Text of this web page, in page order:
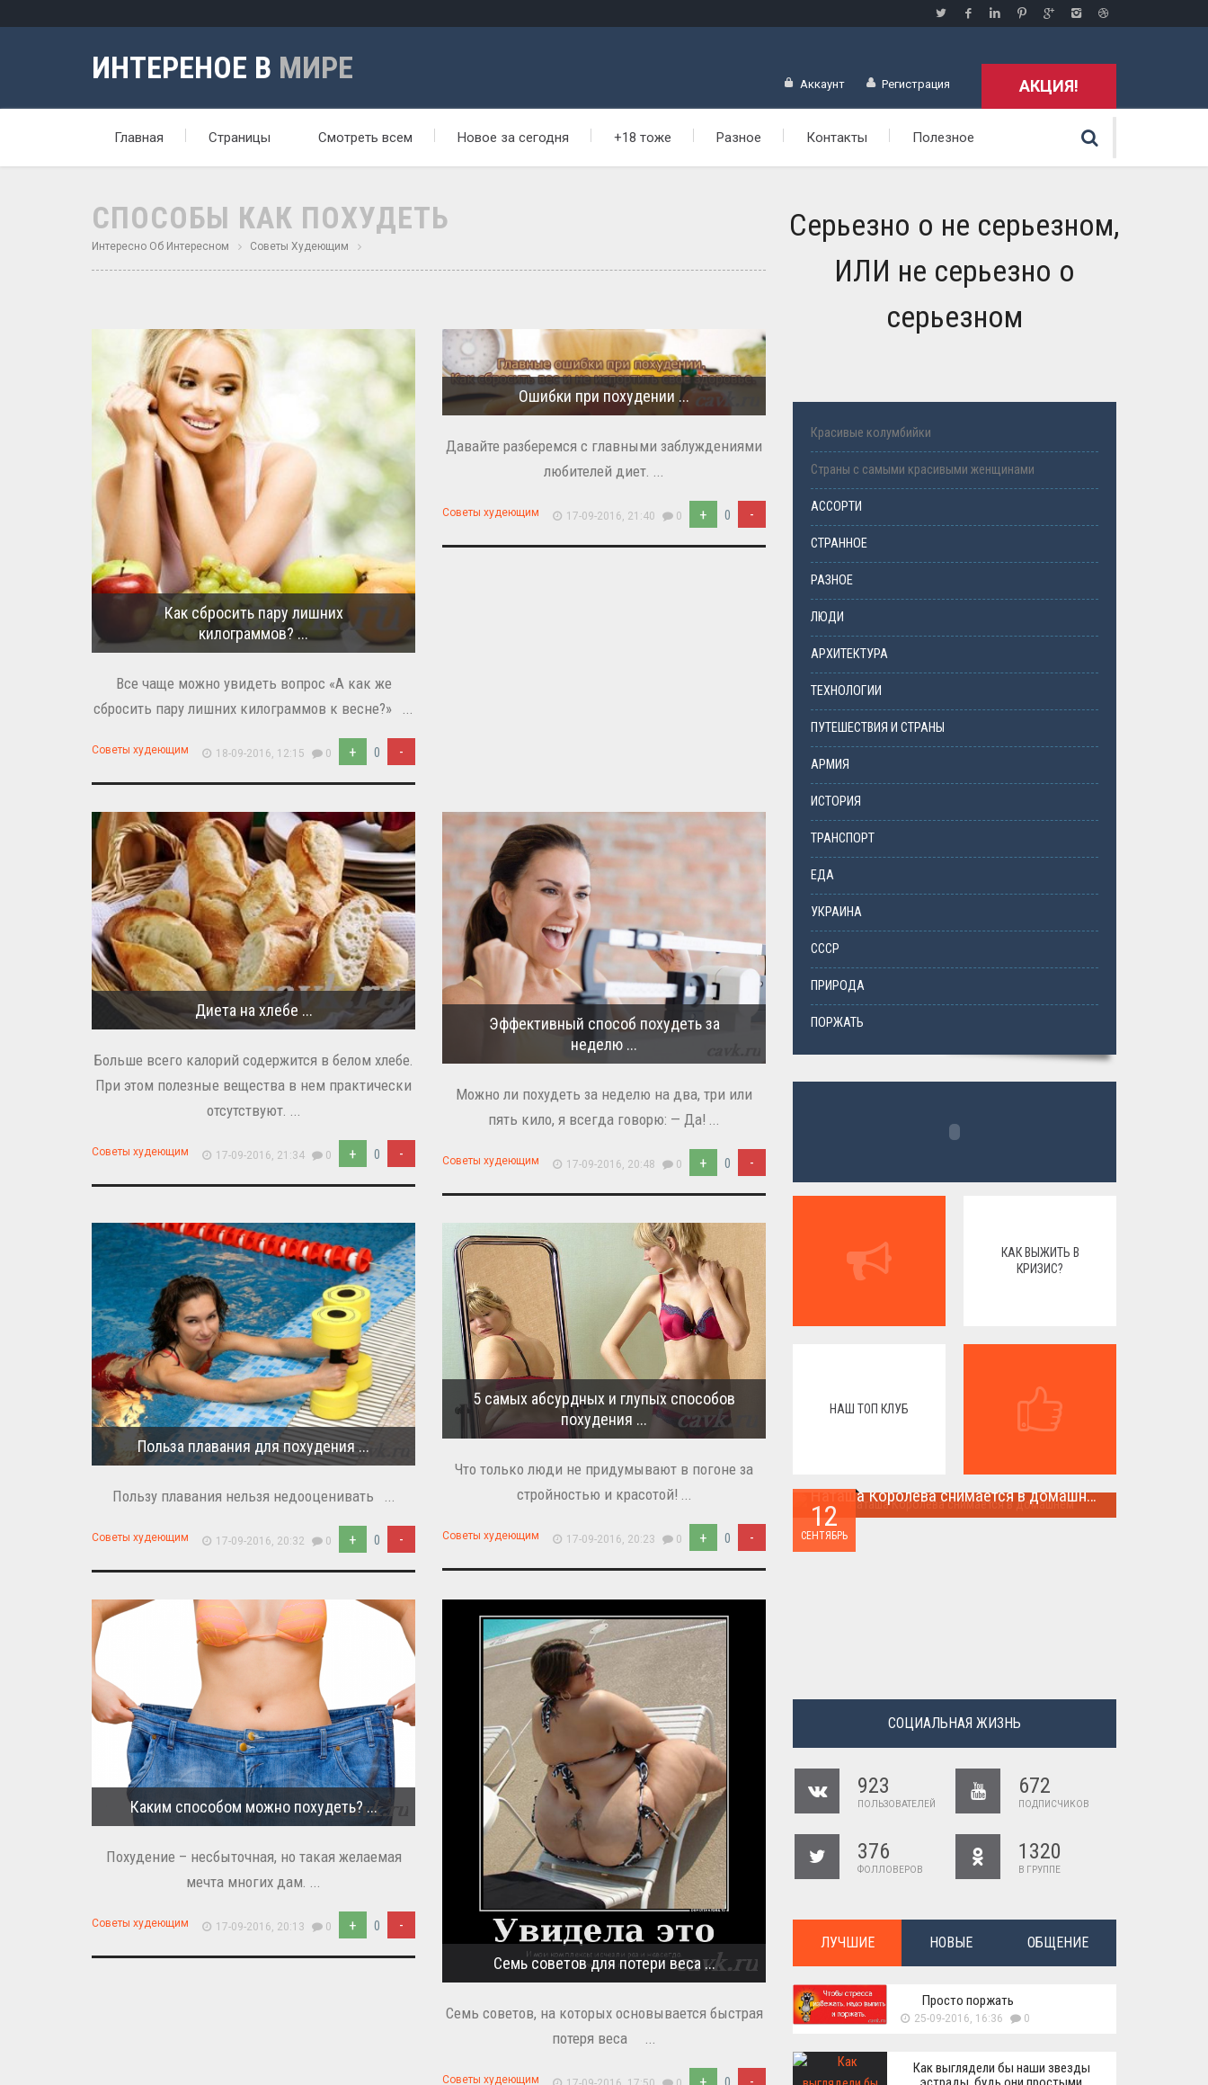
ИНТЕРЕНОЕ В МИРЕ Аккаунт Регистрация АКЦИЯ!
Главная Страницы Смотреть всем Новое за сегодня +18 тоже Разное Контакты Полезное
СПОСОБЫ КАК ПОХУДЕТЬ
Интересно Об Интересном Советы Худеющим
Как сбросить пару лишних
килограммов? ...
Все чаще можно увидеть вопрос «А как же
сбросить пару лишних килограммов к весне?» ...
Советы худеющим 18-09-2016, 12:15 0 + 0 -
Ошибки при похудении ...
Давайте разберемся с главными заблуждениями
любителей диет. ...
Советы худеющим 17-09-2016, 21:40 0 + 0 -
Диета на хлебе ...
Больше всего калорий содержится в белом хлебе.
При этом полезные вещества в нем практически
отсутствуют. ...
Советы худеющим 17-09-2016, 21:34 0 + 0 -
Эффективный способ похудеть за
неделю ...
Можно ли похудеть за неделю на два, три или
пять кило, я всегда говорю: — Да! ...
Советы худеющим 17-09-2016, 20:48 0 + 0 -
Польза плавания для похудения ...
Пользу плавания нельзя недооценивать ...
Советы худеющим 17-09-2016, 20:32 0 + 0 -
5 самых абсурдных и глупых способов
похудения ...
Что только люди не придумывают в погоне за
стройностью и красотой! ...
Советы худеющим 17-09-2016, 20:23 0 + 0 -
Каким способом можно похудеть? ...
Похудение – несбыточная, но такая желаемая
мечта многих дам. ...
Советы худеющим 17-09-2016, 20:13 0 + 0 -
Семь советов для потери веса ...
Семь советов, на которых основывается быстрая
потеря веса ...
Советы худеющим + -
Серьезно о не серьезном,
ИЛИ не серьезно о
серьезном
Красивые колумбийки
Страны с самыми красивыми женщинами
АССОРТИ
СТРАННОЕ
РАЗНОЕ
ЛЮДИ
АРХИТЕКТУРА
ТЕХНОЛОГИИ
ПУТЕШЕСТВИЯ И СТРАНЫ
АРМИЯ
ИСТОРИЯ
ТРАНСПОРТ
ЕДА
УКРАИНА
СССР
ПРИРОДА
ПОРЖАТЬ
КАК ВЫЖИТЬ В
КРИЗИС?
НАШ ТОП КЛУБ
12
СЕНТЯБРЬ
Наташа Королева снимается в домашнем
Наташа Королева снимается в домашнем ...
СОЦИАЛЬНАЯ ЖИЗНЬ
923
ПОЛЬЗОВАТЕЛЕЙ
672
ПОДПИСЧИКОВ
376
ФОЛЛОВЕРОВ
1320
В ГРУППЕ
ЛУЧШИЕ НОВЫЕ ОБЩЕНИЕ
Просто поржать
25-09-2016, 16:36 0
Как выглядели бы наши звезды